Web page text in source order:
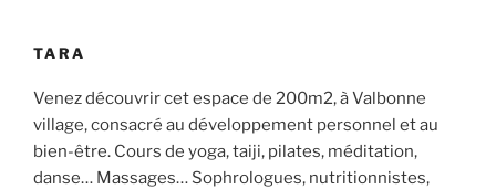
TARA
Venez découvrir cet espace de 200m2, à Valbonne
village, consacré au développement personnel et au
bien-être. Cours de yoga, taiji, pilates, méditation,
danse… Massages… Sophrologues, nutritionnistes,